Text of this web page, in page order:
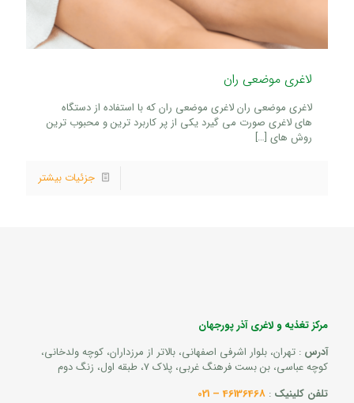
لاغری موضعی ران
لاغری موضعی ران لاغری موضعی ران که با استفاده از دستگاه
های لاغری صورت می گیرد یکی از پر کاربرد ترین و محبوب ترین
روش های […]
جزئیات بیشتر
مرکز تغذیه و لاغری آذر پورجهان
آدرس : تهران، بلوار اشرفی اصفهانی، بالاتر از مرزداران، کوچه ولدخانی،
کوچه عباسی، بن بست فرهنگ غربی، پلاک 7، طبقه اول، زنگ دوم
تلفن کلینیک :
46136468 – 021